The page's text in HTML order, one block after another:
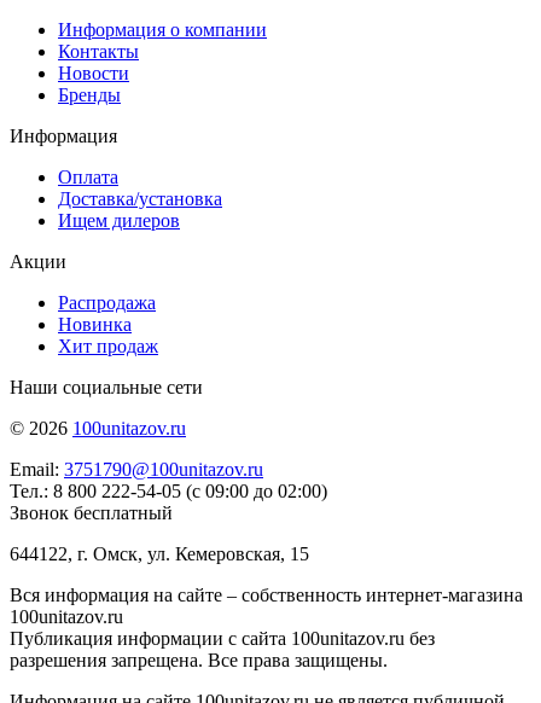
Информация о компании
Контакты
Новости
Бренды
Информация
Оплата
Доставка/установка
Ищем дилеров
Акции
Распродажа
Новинка
Хит продаж
Наши социальные сети
© 2026 100unitazov.ru
Email: 3751790@100unitazov.ru
Тел.: 8 800 222-54-05 (с 09:00 до 02:00)
Звонок бесплатный
644122, г. Омск, ул. Кемеровская, 15
Вся информация на сайте – собственность интернет-магазина
100unitazov.ru
Публикация информации с сайта 100unitazov.ru без
разрешения запрещена. Все права защищены.